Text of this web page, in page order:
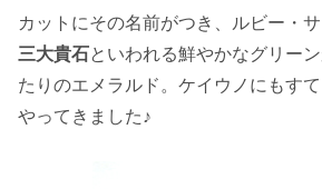
カットにその名前がつき、ルビー・
三大貴石といわれる鮮やかなグリー
たりのエメラルド。ケイウノにもす
やってきました♪